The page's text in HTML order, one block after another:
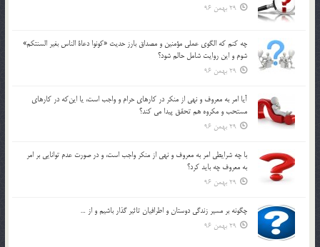
29 بهمن 96
چه كنم كه الگوي عملي مؤمنين و مصداق بارز حديث «كونوا دعاة الناس بغير السنتكم»
شوم و اين روايت شامل حالم شود؟
29 بهمن 96
آيا امر به معروف و نهي از منكر در كارهاي حرام و واجب است، يا اين‌كه در كارهاي
مستحب و مكروه هم تحقق پيدا مي كند؟
29 بهمن 96
با چه شرايطي امر به معروف و نهي از منکر واجب است، و در صورت عدم توانايي بر امر
به معروف چه بايد کرد؟
29 بهمن 96
چگونه بر مسير زندگي دوستان و اطرافيان تاثير گذار باشيم و از …
29 بهمن 96